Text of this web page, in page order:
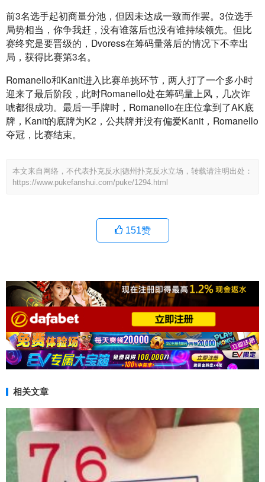
前3名选手起初商量分池，但因未达成一致而作罢。3位选手
局势相当，你争我赶，没有谁落后也没有谁持续领先。但比
赛终究是要晋级的，Dvoress在筹码量落后的情况下不幸出
局，获得比赛第3名。
Romanello和Kanit进入比赛单挑环节，两人打了一个多小时
迎来了最后阶段，此时Romanello处在筹码量上风，几次诈
唬都很成功。最后一手牌时，Romanello在庄位拿到了AK底
牌，Kanit的底牌为K2，公共牌并没有偏爱Kanit，Romanello
夺冠，比赛结束。
本文来自网络，不代表扑克反水|德州扑克反水立场，转载请注明出处：
https://www.pukefanshui.com/puke/1294.html
151赞
相关文章